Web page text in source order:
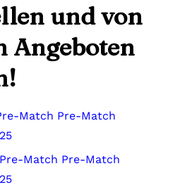
und von
Angeboten
Match Pre-Match
Match Pre-Match